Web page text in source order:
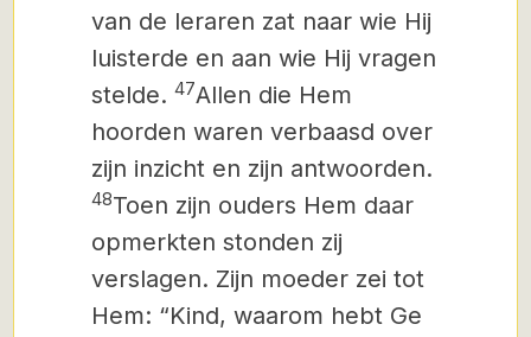
van de leraren zat naar wie Hij
luisterde en aan wie Hij vragen
stelde. 47Allen die Hem
hoorden waren verbaasd over
zijn inzicht en zijn antwoorden.
48Toen zijn ouders Hem daar
opmerkten stonden zij
verslagen. Zijn moeder zei tot
Hem: “Kind, waarom hebt Ge